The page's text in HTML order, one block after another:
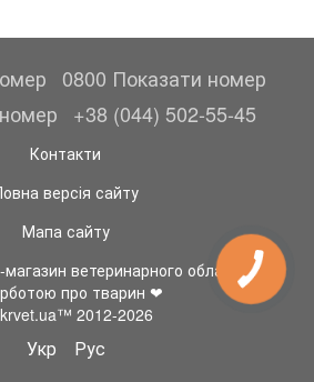
0800 Показати номер
+38 (044) 502-55-45
Контакти
версія сайту
Мапа сайту
ветеринарного обладнання
про тварин ❤
2012-2026
Укр Рус